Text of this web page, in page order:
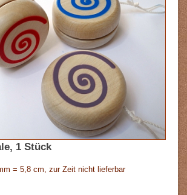
1 Stück
= 5,8 cm, zur Zeit nicht lieferbar